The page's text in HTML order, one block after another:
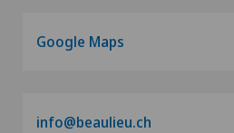
Système CyberKnife®
Google Maps
info@beaulieu.ch